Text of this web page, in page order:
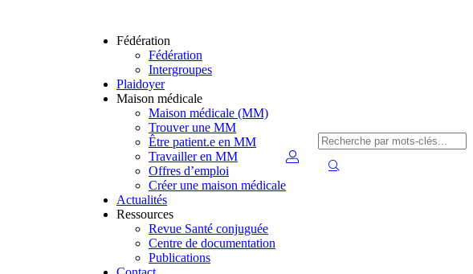
Fédération
Fédération
Intergroupes
Plaidoyer
Maison médicale
Maison médicale (MM)
Trouver une MM
Être patient.e en MM
Travailler en MM
Offres d’emploi
Créer une maison médicale
Actualités
Ressources
Revue Santé conjuguée
Centre de documentation
Publications